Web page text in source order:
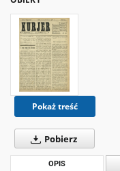
Pokaż treść
Pobierz
OPIS